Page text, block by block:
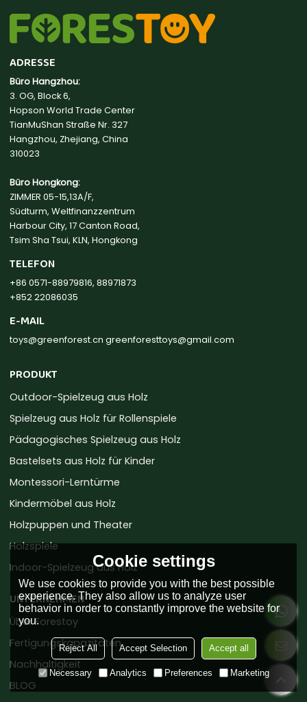
ADRESSE
Büro Hangzhou:
3. OG, Block 6,
Hopson World Trade Center
TianMuShan Straße Nr. 327
Hangzhou, Zhejiang, China
310023
Büro Hongkong:
ZIMMER 05-15,13A/F,
Südturm, Weltfinanzzentrum
Harbour City, 17 Canton Road,
Tsim Sha Tsui, KLN, Hongkong
TELEFON
+86 0571-88979816, 88971873
+852 22086035
E-MAIL
toys@greenforest.cn greenforesttoys@gmail.com
PRODUKT
Outdoor-Spielzeug aus Holz
Spielzeug aus Holz für Rollenspiele
Pädagogisches Spielzeug aus Holz
Bastelsets aus Holz für Kinder
Montessori-Lerntürme
Kindermöbel aus Holz
Holzpuppen und Theater
Holzspiele
Indoor-Spielzeug aus Holz
UNTERNEHMEN
Über Forestoy
Fertigungskapazitäten
Nachhaltigkeit
BLOG
Cookie settings
We use cookies to provide you with the best possible
experience. They also allow us to analyze user
behavior in order to constantly improve the website for
you.
Reject All Accept Selection Accept all
Necessary Analytics Preferences Marketing